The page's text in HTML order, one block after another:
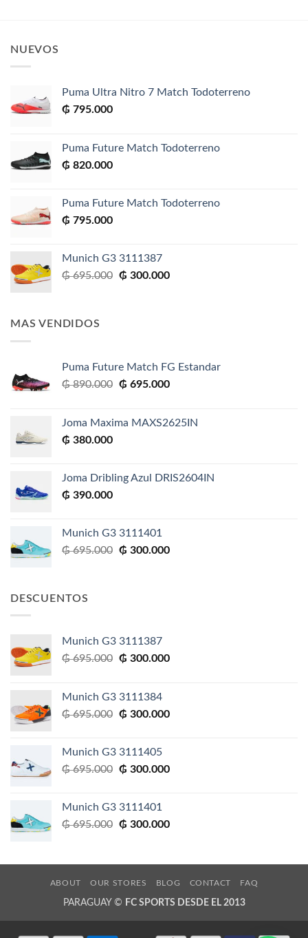
NUEVOS
Puma Ultra Nitro 7 Match Todoterreno
₲ 795.000
Puma Future Match Todoterreno
₲ 820.000
Puma Future Match Todoterreno
₲ 795.000
Munich G3 3111387
₲695.000 El
₲ 300.000El
MAS VENDIDOS
Puma Future Match FG Estandar
₲890.000 El
era:
₲ 695.000El
es:
Joma Maxima MAXS2625IN
₲ 380.000
Joma Dribling Azul DRIS2604IN
₲ 390.000
Munich G3 3111401
₲695.000 El
₲ 300.000El
DESCUENTOS
Munich G3 3111387
₲695.000 El
era:
₲ 695.000.
₲ 300.000El
₲ 300.000.
Munich G3 3111384
₲695.000 El
era:
₲ 695.000.
₲ 300.000El
₲ 300.000.
Munich G3 3111405
₲695.000 El
era:
₲ 695.000.
₲ 300.000El
₲ 300.000.
Munich G3 3111401
₲695.000 El
era:
₲ 695.000.
₲ 300.000El
es:
₲ 300.000.
ABOUT OUR STORES BLOG CONTACT FAQ
PARAGUAY © FC SPORTS DESDE EL 2013